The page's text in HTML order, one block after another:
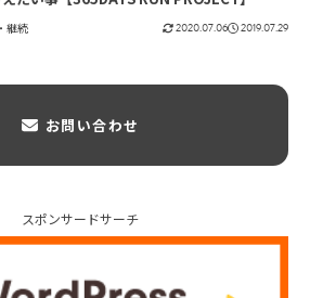
継続 2020.07.06 2019.07.29
お問い合わせ
スポンサードサーチ